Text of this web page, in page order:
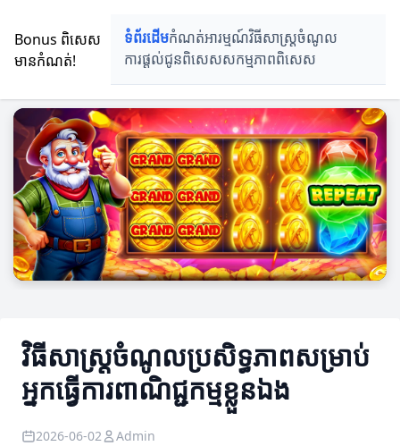
Bonus ពិសេស
មានកំណត់!
ទំព័រដើមកំណត់អារម្មណ៍វិធីសាស្រ្តចំណូល
ការផ្តល់ជូនពិសេសសកម្មភាពពិសេស
វិធីសាស្រ្តចំណូលប្រសិទ្ធភាពសម្រាប់
អ្នកធ្វើការពាណិជ្ជកម្មខ្លួនឯង
2026-06-02 Admin